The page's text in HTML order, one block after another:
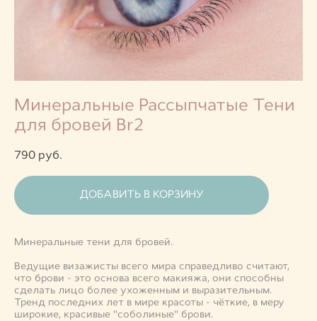
Минеральные Рассыпчатые Тени
для бровей Br2
790 pуб.
ДОБАВИТЬ В КОРЗИНУ
Минеральные тени для бровей.
Ведущие визажисты всего мира справедливо считают,
что брови - это основа всего макияжа, они способны
сделать лицо более ухоженным и выразительным.
Тренд последних лет в мире красоты - чёткие, в меру
широкие, красивые "соболиные" брови.